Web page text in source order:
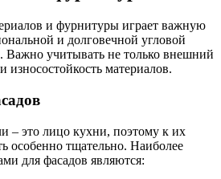
и фурнитуры играет важную
и долговечной угловой
Важно учитывать не только внешний
износостойкость материалов.
– это лицо кухни, поэтому к их
особенно тщательно. Наиболее
для фасадов являются: